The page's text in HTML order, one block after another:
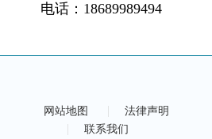
电话：18689989494
网站地图
法律声明
联系我们